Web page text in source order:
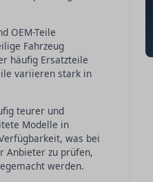
OEM-Teile
Fahrzeug
häufig Ersatzteile
variieren stark in
teurer und
Modelle in
was bei
Anbieter zu prüfen,
werden.